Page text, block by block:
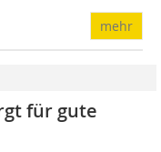
mehr
für gute